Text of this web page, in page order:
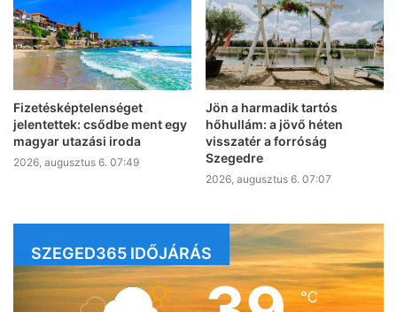
Fizetésképtelenséget
jelentettek: csődbe ment egy
magyar utazási iroda
2026, augusztus 6. 07:49
Jön a harmadik tartós
hőhullám: a jövő héten
visszatér a forróság
Szegedre
2026, augusztus 6. 07:07
SZEGED365 IDŐJÁRÁS
℃